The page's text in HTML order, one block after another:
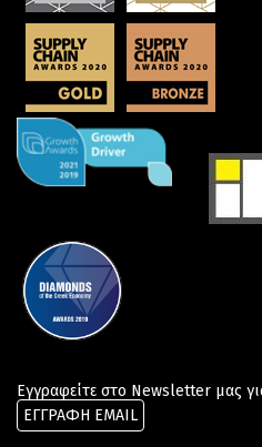
Εγγραφείτε στο Newsletter μας
ΕΓΓΡΑΦΗ EMAIL